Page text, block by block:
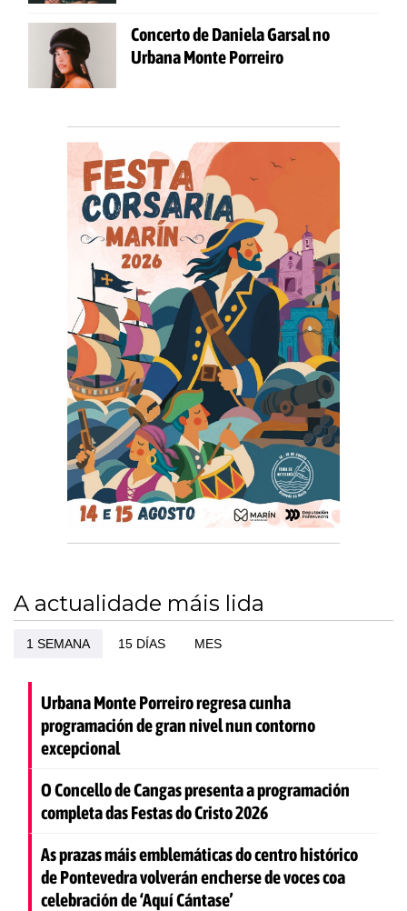
Concerto de Daniela Garsal no
Urbana Monte Porreiro
A actualidade máis lida
1 SEMANA 15 DÍAS MES
Urbana Monte Porreiro regresa cunha
programación de gran nivel nun contorno
excepcional
O Concello de Cangas presenta a programación
completa das Festas do Cristo 2026
As prazas máis emblemáticas do centro histórico
de Pontevedra volverán encherse de voces coa
celebración de ‘Aquí Cántase’